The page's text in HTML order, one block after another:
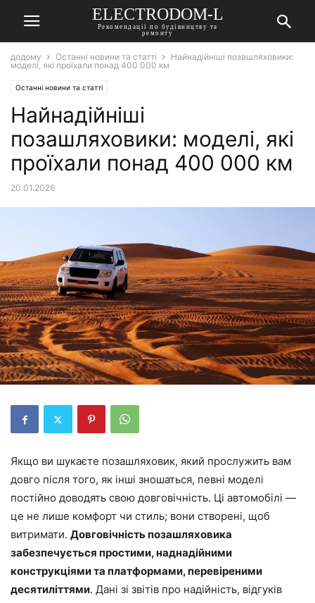
ELECTRODOM-L
Рекомендації по будівництву та
ремонту
додому Останні новини та статті
Найнадійніші позашляховики:
моделі, які проїхали понад 400 000 км
Останні новини та статті
Найнадійніші
позашляховики: моделі, які
проїхали понад 400 000 км
20.01.2026
Якщо ви шукаєте позашляховик, який прослужить вам
довго після того, як інші зношаться, певні моделі
постійно доводять свою довговічність. Ці автомобілі —
це не лише комфорт чи стиль; вони створені, щоб
витримати. Довговічність позашляховика
забезпечується простими, наднадійними
конструкціями та платформами, перевіреними
десятиліттями. Дані зі звітів про надійність, відгуків